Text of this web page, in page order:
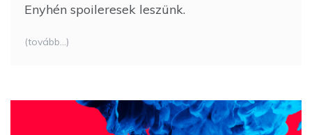
Enyhén spoileresek leszünk.
(tovább…)